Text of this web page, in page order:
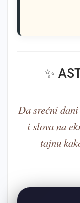
✨
Da srećni
i slova na
tajnu